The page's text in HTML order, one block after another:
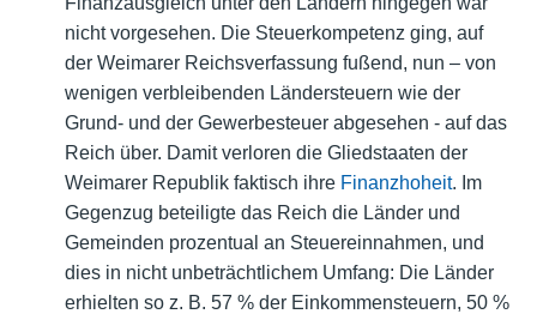
nicht vorgesehen. Die Steuerkompetenz ging, auf
der Weimarer Reichsverfassung fußend, nun – von
wenigen verbleibenden Ländersteuern wie der
Grund- und der Gewerbesteuer abgesehen - auf das
Reich über. Damit verloren die Gliedstaaten der
Weimarer Republik faktisch ihre Finanzhoheit. Im
Gegenzug beteiligte das Reich die Länder und
Gemeinden prozentual an Steuereinnahmen, und
dies in nicht unbeträchtlichem Umfang: Die Länder
erhielten so z. B. 57 % der Einkommensteuern, 50 %